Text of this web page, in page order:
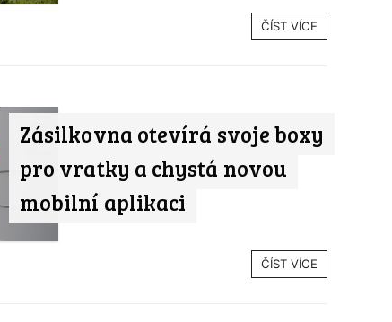
ČÍST VÍCE
Zásilkovna otevírá svoje boxy
pro vratky a chystá novou
mobilní aplikaci
ČÍST VÍCE